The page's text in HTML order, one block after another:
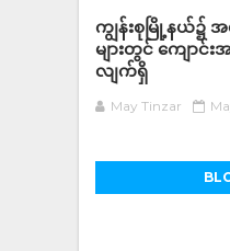
ကျွန်းစုမြို့နယ်၌ အ
များတွင် ကျော
လျက်ရှိ
May Tinzar